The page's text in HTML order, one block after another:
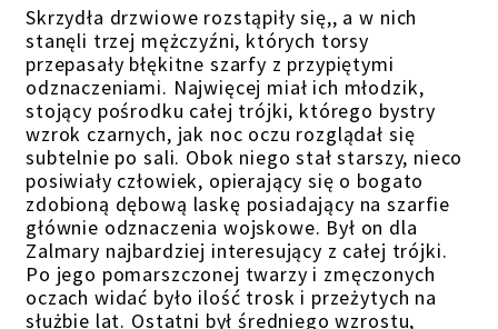
Skrzydła drzwiowe rozstąpiły się,, a w nich
stanęli trzej mężczyźni, których torsy
przepasały błękitne szarfy z przypiętymi
odznaczeniami. Najwięcej miał ich młodzik,
stojący pośrodku całej trójki, którego bystry
wzrok czarnych, jak noc oczu rozglądał się
subtelnie posali. Obok niego stał starszy, nieco
posiwiały człowiek, opierający się o bogato
zdobioną dębową laskę posiadający na szarfie
głównie odznaczenia wojskowe. Był on dla
Zalmary najbardziej interesujący z całej trójki.
Po jego pomarszczonej twarzy i zmęczonych
oczach widać było ilość trosk i przeżytych na
służbie lat. Ostatni był średniego wzrostu,